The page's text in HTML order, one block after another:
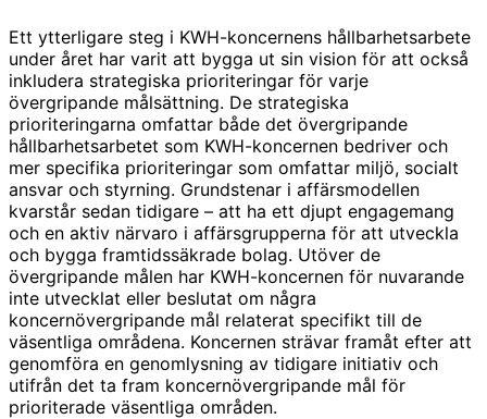
Ett ytterligare steg i KWH-koncernens hållbarhetsarbete
under året har varit att bygga ut sin vision för att också
inkludera strategiska prioriteringar för varje
övergripande målsättning. De strategiska
prioriteringarna omfattar både det övergripande
hållbarhetsarbetet som KWH-koncernen bedriver och
mer specifika prioriteringar som omfattar miljö, socialt
ansvar och styrning. Grundstenar i affärsmodellen
kvarstår sedan tidigare – att ha ett djupt engagemang
och en aktiv närvaro i affärsgrupperna för att utveckla
och bygga framtidssäkrade bolag. Utöver de
övergripande målen har KWH-koncernen för nuvarande
inte utvecklat eller beslutat om några
koncernövergripande mål relaterat specifikt till de
väsentliga områdena. Koncernen strävar framåt efter att
genomföra en genomlysning av tidigare initiativ och
utifrån det ta fram koncernövergripande mål för
prioriterade väsentliga områden.